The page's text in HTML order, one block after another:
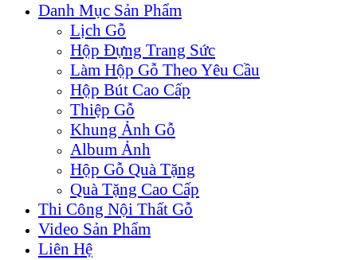
Danh Mục Sản Phẩm
Lịch Gỗ
Hộp Đựng Trang Sức
Làm Hộp Gỗ Theo Yêu Cầu
Hộp Bút Cao Cấp
Thiệp Gỗ
Khung Ảnh Gỗ
Album Ảnh
Hộp Gỗ Quà Tặng
Quà Tặng Cao Cấp
Thi Công Nội Thất Gỗ
Video Sản Phẩm
Liên Hệ